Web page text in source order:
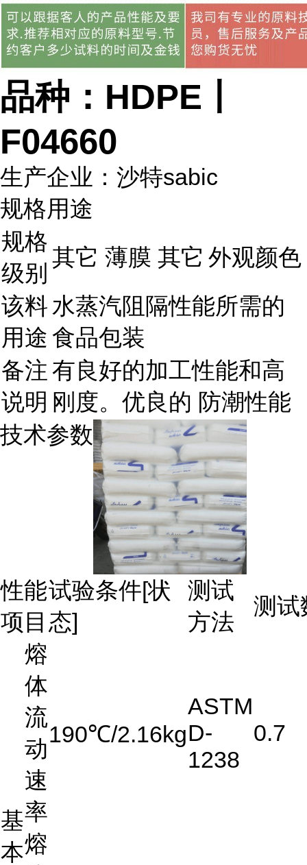
品种：HDPE丨
F04660
生产企业：沙特sabic
规格用途
规格
级别
其它 薄膜 其它 外观颜色
该料
用途
水蒸汽阻隔性能所需的
食品包装
备注
说明
有良好的加工性能和高
刚度。优良的 防潮性能
技术参数
性能
项目
试验条件[状
态]
测试
方法
测试
基
本
熔
体
流
动
速
率
190℃/2.16kg
ASTM
D-
1238
0.7
熔